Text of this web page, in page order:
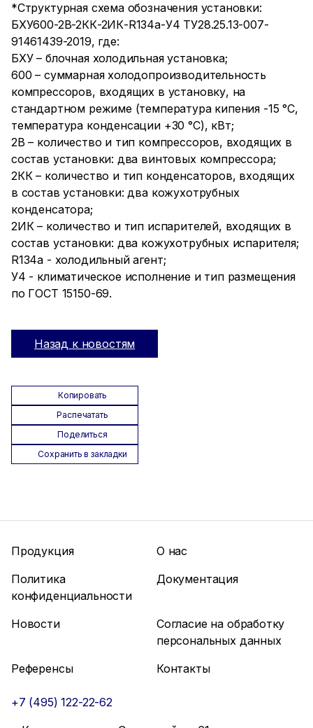
*Структурная схема обозначения установки:
БХУ600-2В-2КК-2ИК-R134a-У4 ТУ28.25.13-007-
91461439-2019, где:
БХУ – блочная холодильная установка;
600 – суммарная холодопроизводительность
компрессоров, входящих в установку, на
стандартном режиме (температура кипения -15 °С,
температура конденсации +30 °С), кВт;
2В – количество и тип компрессоров, входящих в
состав установки: два винтовых компрессора;
2КК – количество и тип конденсаторов, входящих
в состав установки: два кожухотрубных
конденсатора;
2ИК – количество и тип испарителей, входящих в
состав установки: два кожухотрубных испарителя;
R134а - холодильный агент;
У4 - климатическое исполнение и тип размещения
по ГОСТ 15150-69.
Назад к новостям
Копировать
Распечатать
Поделиться
Сохранить в закладки
Продукция
О нас
Политика
конфиденциальности
Документация
Новости
Согласие на обработку
персональных данных
Референсы
Контакты
+7 (495) 122-22-62